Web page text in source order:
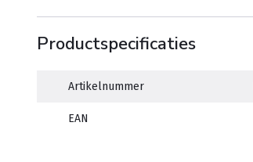
Productspecificaties
Artikelnummer
EAN